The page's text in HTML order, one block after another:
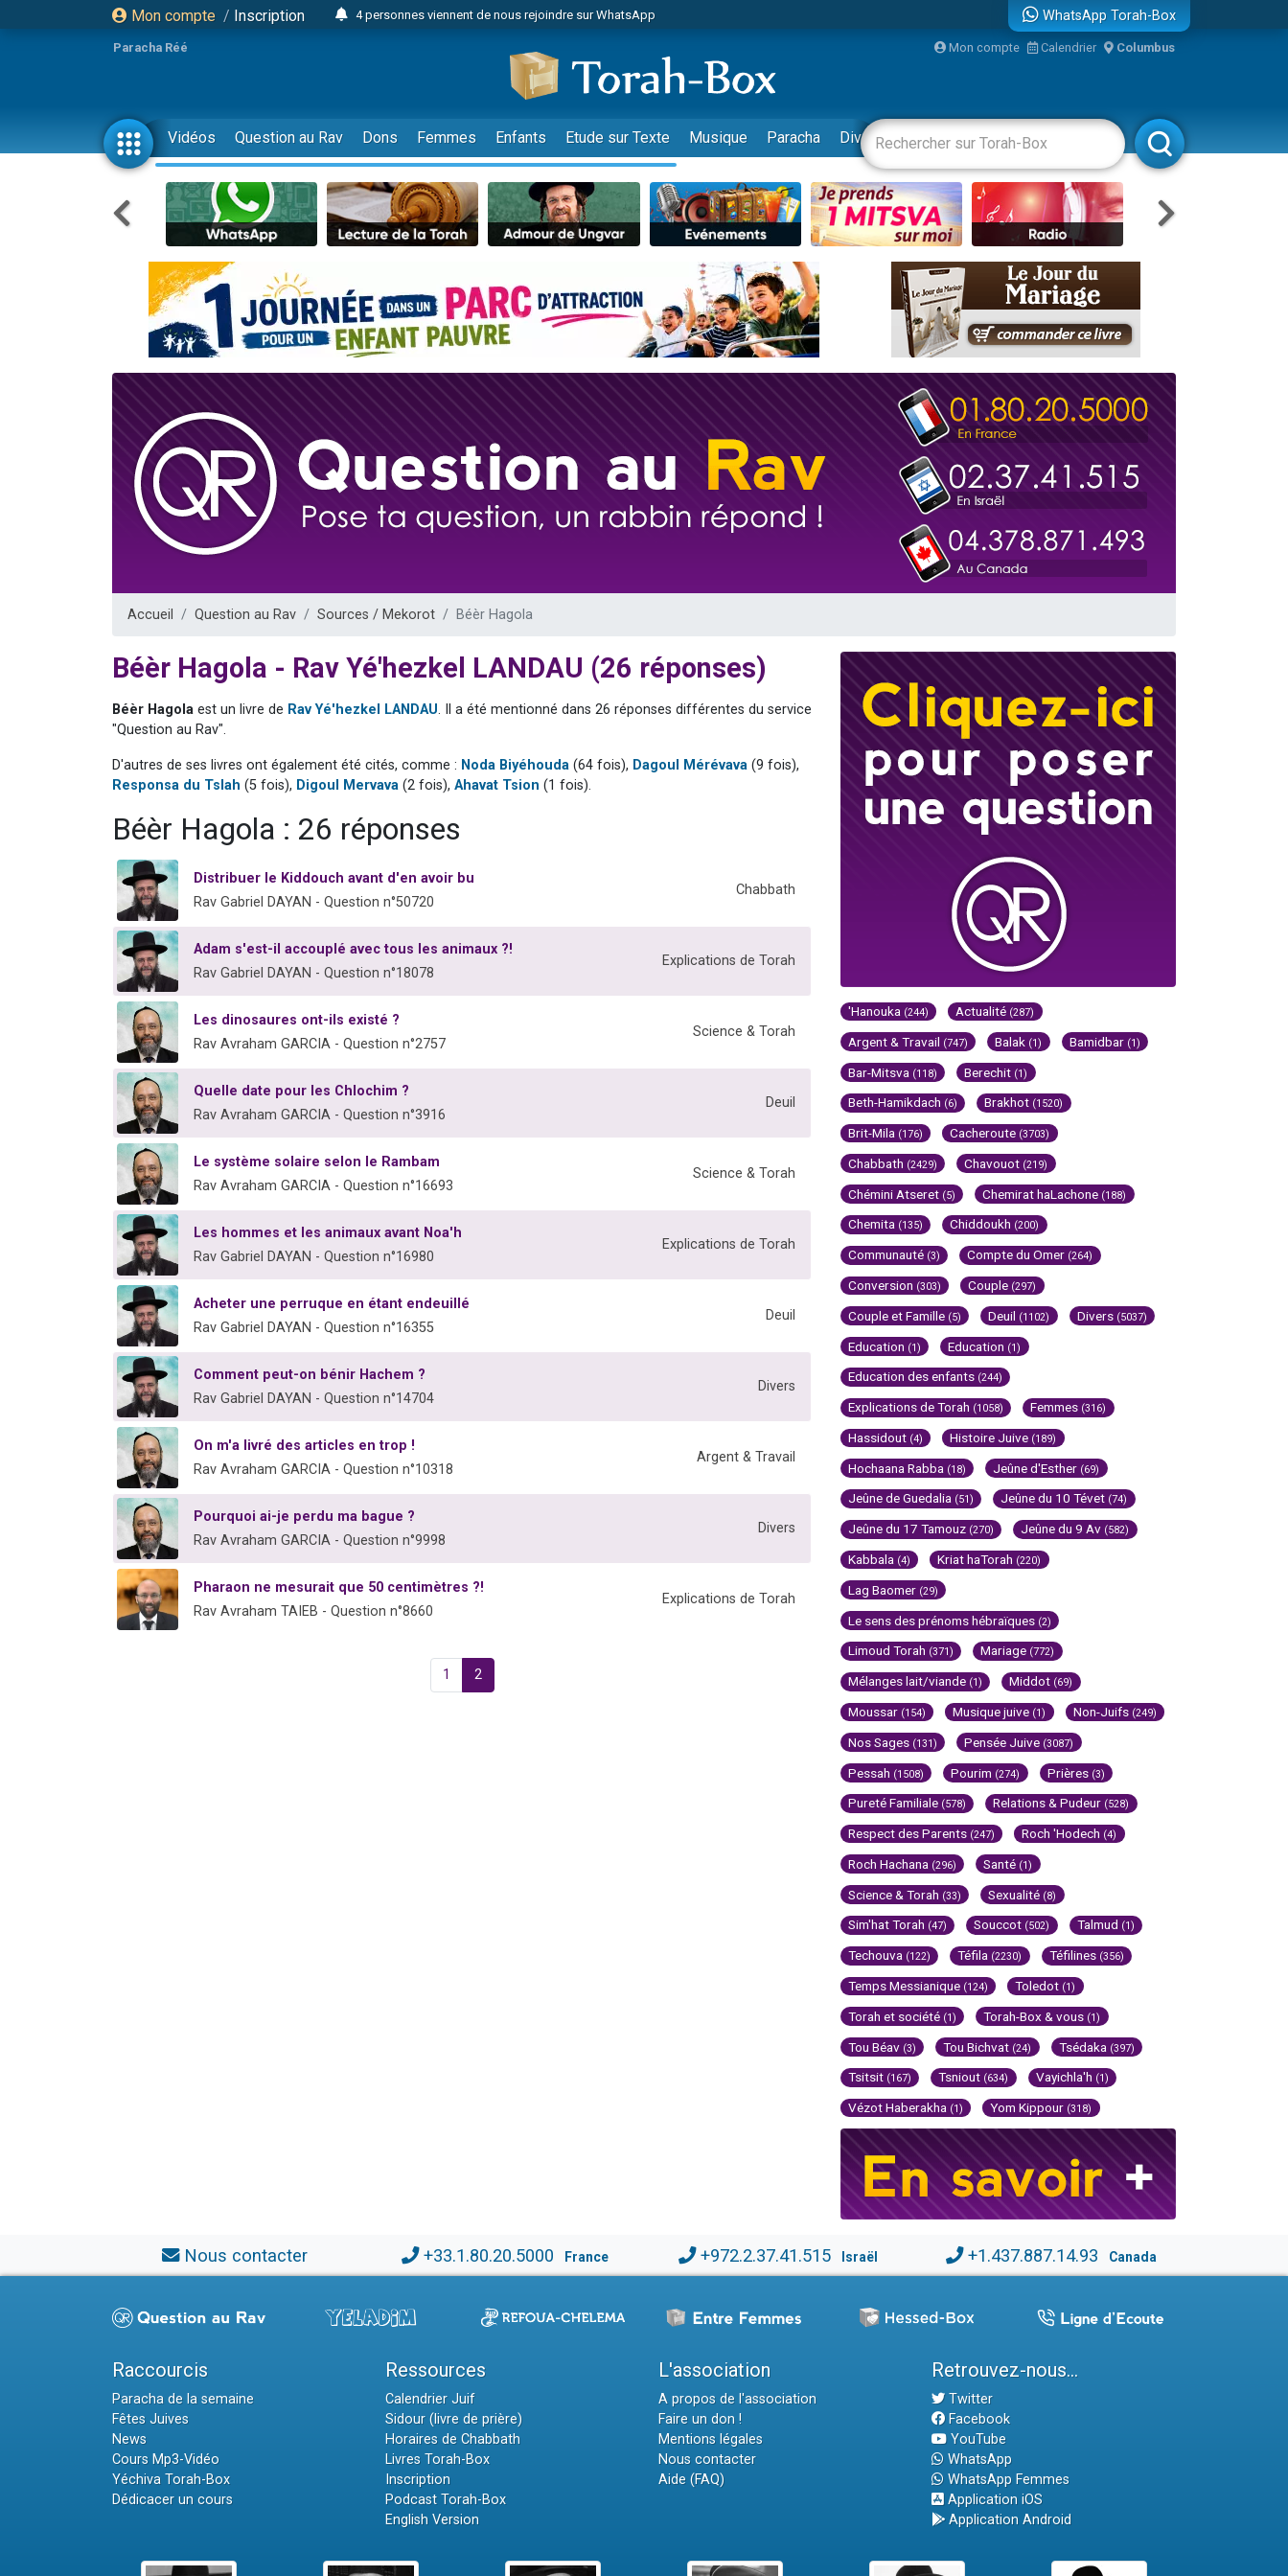
Mon compte / Inscription
4 personnes viennent de nous rejoindre sur WhatsApp
Odaya vient de donner son Maasser
3 personnes viennent de faire un don pour 5 jours de vacances aux Orphelins
3 personnes viennent de faire un don pour Diane, 80 ans, dans un appartement insalubre
13 personnes viennent de demander une bénédiction
2 personnes viennent de nous rejoindre sur WhatsApp
30 personnes viennent de faire un don pour Sauvez la jambe de Yohan
Il reste 49 places pour étudier en groupe sur Zoom
3 personnes viennent de nous rejoindre sur WhatsApp
2 personnes viennent de nous rejoindre sur WhatsApp
3 personnes viennent de nous rejoindre sur WhatsApp
2 nouvelles musiques dans Torah-Box Music
8 personnes viennent de faire un don pour Tsédaka : pauvres d'Israel
Nouvelle émission radio : Visions de grandeur n°104 : Le Chabbath et le Birkat Hamazone à travers le temps
61 personnes viennent de demander une bénédiction
Ariel vient de donner son Maasser
Il reste 49 places pour étudier en groupe sur Zoom
WhatsApp Torah-Box
Paracha Réé Mon compte Calendrier Columbus
Vidéos Question au Rav Dons Femmes Enfants Etude sur Texte Musique Paracha Divertissements Livres Rabbanim
Accueil Question au Rav Sources / Mekorot Béèr Hagola
Béèr Hagola - Rav Yé'hezkel LANDAU (26 réponses)
Béèr Hagola est un livre de Rav Yé'hezkel LANDAU. Il a été mentionné dans 26 réponses différentes du service
"Question au Rav".
D'autres de ses livres ont également été cités, comme : Noda Biyéhouda (64 fois), Dagoul Mérévava (9 fois),
Responsa du Tslah (5 fois), Digoul Mervava (2 fois), Ahavat Tsion (1 fois).
Béèr Hagola : 26 réponses
Distribuer le Kiddouch avant d'en avoir bu
Rav Gabriel DAYAN - Question n°50720
Chabbath
Adam s'est-il accouplé avec tous les animaux ?!
Rav Gabriel DAYAN - Question n°18078
Explications de Torah
Les dinosaures ont-ils existé ?
Rav Avraham GARCIA - Question n°2757
Science & Torah
Quelle date pour les Chlochim ?
Rav Avraham GARCIA - Question n°3916
Deuil
Le système solaire selon le Rambam
Rav Avraham GARCIA - Question n°16693
Science & Torah
Les hommes et les animaux avant Noa'h
Rav Gabriel DAYAN - Question n°16980
Explications de Torah
Acheter une perruque en étant endeuillé
Rav Gabriel DAYAN - Question n°16355
Deuil
Comment peut-on bénir Hachem ?
Rav Gabriel DAYAN - Question n°14704
Divers
On m'a livré des articles en trop !
Rav Avraham GARCIA - Question n°10318
Argent & Travail
Pourquoi ai-je perdu ma bague ?
Rav Avraham GARCIA - Question n°9998
Divers
Pharaon ne mesurait que 50 centimètres ?!
Rav Avraham TAIEB - Question n°8660
Explications de Torah
1 2
'Hanouka (244) Actualité (287)
Argent & Travail (747) Balak (1) Bamidbar (1)
Bar-Mitsva (118) Berechit (1)
Beth-Hamikdach (6) Brakhot (1520)
Brit-Mila (176) Cacheroute (3703)
Chabbath (2429) Chavouot (219)
Chémini Atseret (5) Chemirat haLachone (188)
Chemita (135) Chiddoukh (200)
Communauté (3) Compte du Omer (264)
Conversion (303) Couple (297)
Couple et Famille (5) Deuil (1102) Divers (5037)
Education (1) Education (1)
Education des enfants (244)
Explications de Torah (1058) Femmes (316)
Hassidout (4) Histoire Juive (189)
Hochaana Rabba (18) Jeûne d'Esther (69)
Jeûne de Guedalia (51) Jeûne du 10 Tévet (74)
Jeûne du 17 Tamouz (270) Jeûne du 9 Av (582)
Kabbala (4) Kriat haTorah (220)
Lag Baomer (29)
Le sens des prénoms hébraïques (2)
Limoud Torah (371) Mariage (772)
Mélanges lait/viande (1) Middot (69)
Moussar (154) Musique juive (1) Non-Juifs (249)
Nos Sages (131) Pensée Juive (3087)
Pessah (1508) Pourim (274) Prières (3)
Pureté Familiale (578) Relations & Pudeur (528)
Respect des Parents (247) Roch 'Hodech (4)
Roch Hachana (296) Santé (1)
Science & Torah (33) Sexualité (8)
Sim'hat Torah (47) Souccot (502) Talmud (1)
Techouva (122) Téfila (2230) Téfilines (356)
Temps Messianique (124) Toledot (1)
Torah et société (1) Torah-Box & vous (1)
Tou Béav (3) Tou Bichvat (24) Tsédaka (397)
Tsitsit (167) Tsniout (634) Vayichla'h (1)
Vézot Haberakha (1) Yom Kippour (318)
Nous contacter +33.1.80.20.5000 France +972.2.37.41.515 Israël +1.437.887.14.93 Canada
Raccourcis
Paracha de la semaine
Fêtes Juives
News
Cours Mp3-Vidéo
Yéchiva Torah-Box
Dédicacer un cours
Ressources
Calendrier Juif
Sidour (livre de prière)
Horaires de Chabbath
Livres Torah-Box
Inscription
Podcast Torah-Box
English Version
L'association
A propos de l'association
Faire un don !
Mentions légales
Nous contacter
Aide (FAQ)
Retrouvez-nous...
Twitter
Facebook
YouTube
WhatsApp
WhatsApp Femmes
Application iOS
Application Android